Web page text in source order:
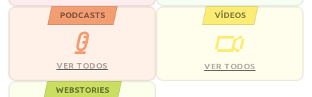
PODCASTS
VER TODOS
VÍDEOS
VER TODOS
WEBSTORIES